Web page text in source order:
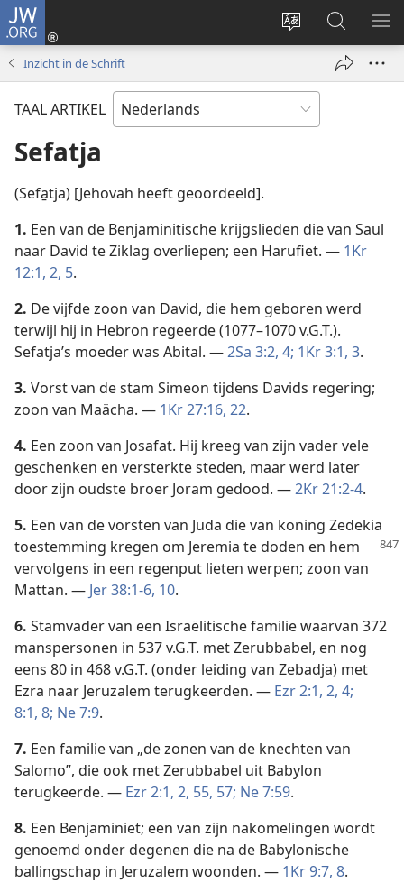
JW.ORG
Taal
wijzigen
Inloggen
(opent
Zoeken
op
JW.ORG
Inzicht in de Schrift
TAAL ARTIKEL
Sefatja
(Sefa̱tja) [Jehovah heeft geoordeeld].
1. Een van de Benjaminitische krijgslieden die van Saul
naar David te Ziklag overliepen; een Harufiet. — 1Kr
12:1, 2, 5.
2. De vijfde zoon van David, die hem geboren werd
terwijl hij in Hebron regeerde (1077–1070 v.G.T.).
Sefatja’s moeder was Abital. —2Sa 3:2, 4; 1Kr 3:1, 3.
3. Vorst van de stam Simeon tijdens Davids regering;
zoon van Maächa. — 1Kr 27:16, 22.
4. Een zoon van Josafat. Hij kreeg van zijn vader vele
geschenken en versterkte steden, maar werd later
door zijn oudste broer Joram gedood. —2Kr 21:2-4.
5. Een van de vorsten van Juda die van koning Zedekia
toestemming kregen om Jeremia te doden en hem
vervolgens in een regenput lieten werpen; zoon van
Mattan. — Jer 38:1-6, 10.
6. Stamvader van een Israëlitische familie waarvan 372
manspersonen in 537 v.G.T. met Zerubbabel, en nog
eens 80 in 468 v.G.T. (onder leiding van Zebadja) met
Ezra naar Jeruzalem terugkeerden. — Ezr 2:1, 2, 4;
8:1, 8; Ne 7:9.
7. Een familie van „de zonen van de knechten van
Salomo”, die ook met Zerubbabel uit Babylon
terugkeerde. — Ezr 2:1, 2, 55, 57; Ne 7:59.
8. Een Benjaminiet; een van zijn nakomelingen wordt
genoemd onder degenen die na de Babylonische
ballingschap in Jeruzalem woonden. — 1Kr 9:7, 8.